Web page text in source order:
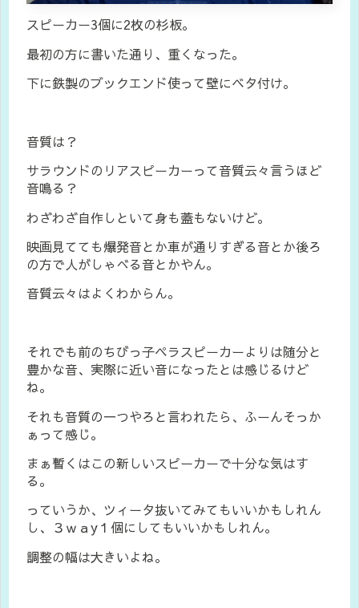
スピーカー3個に2枚の杉板。
最初の方に書いた通り、重くなった。
下に鉄製のブックエンド使って壁にベタ付け。
音質は？
サラウンドのリアスピーカーって音質云々言うほど
音鳴る？
わざわざ自作しといて身も蓋もないけど。
映画見てても爆発音とか車が通りすぎる音とか後ろ
の方で人がしゃべる音とかやん。
音質云々はよくわからん。
それでも前のちびっ子ペラスピーカーよりは随分と
豊かな音、実際に近い音になったとは感じるけど
ね。
それも音質の一つやろと言われたら、ふーんそっか
ぁって感じ。
まぁ暫くはこの新しいスピーカーで十分な気はす
る。
っていうか、ツィータ抜いてみてもいいかもしれん
し、３ｗａy１個にしてもいいかもしれん。
調整の幅は大きいよね。